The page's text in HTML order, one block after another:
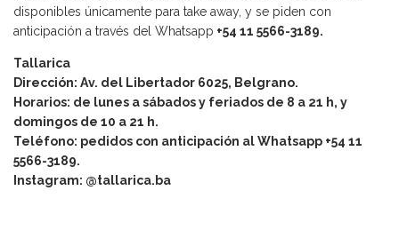
disponibles únicamente para take away, y se piden con
anticipación a través del Whatsapp +54 11 5566-3189.
Tallarica
Dirección: Av. del Libertador 6025, Belgrano.
Horarios: de lunes a sábados y feriados de 8 a 21 h, y
domingos de 10 a 21 h.
Teléfono: pedidos con anticipación al Whatsapp +54 11
5566-3189.
Instagram: @tallarica.ba